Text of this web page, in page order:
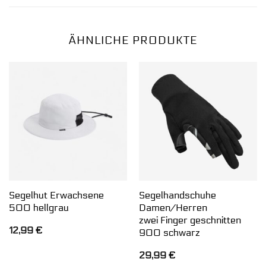
ÄHNLICHE PRODUKTE
Segelhut Erwachsene
500 hellgrau
12,99 €
Segelhandschuhe
Damen/Herren
zwei Finger geschnitten
900 schwarz
29,99 €